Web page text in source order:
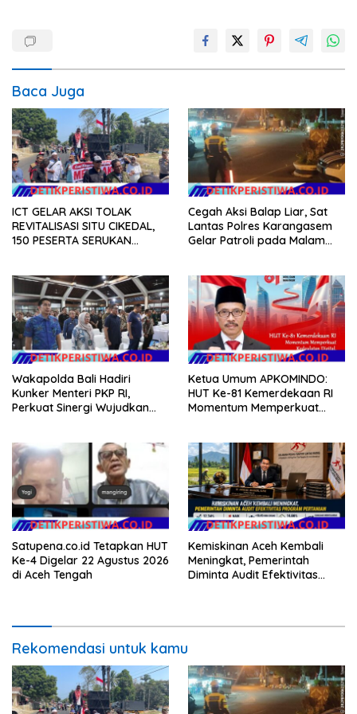
Baca Juga
ICT GELAR AKSI TOLAK
REVITALISASI SITU CIKEDAL,
150 PESERTA SERUKAN
Cegah Aksi Balap Liar, Sat
Lantas Polres Karangasem
Gelar Patroli pada Malam
Wakapolda Bali Hadiri
Kunker Menteri PKP RI,
Perkuat Sinergi Wujudkan
Ketua Umum APKOMINDO:
HUT Ke-81 Kemerdekaan RI
Momentum Memperkuat
Hukum Menuju Indonesia
Emas 2045
Satupena.co.id Tetapkan HUT
Ke-4 Digelar 22 Agustus 2026
di Aceh Tengah
Kemiskinan Aceh Kembali
Meningkat, Pemerintah
Diminta Audit Efektivitas
Rekomendasi untuk kamu